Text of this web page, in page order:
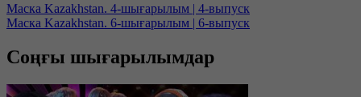
Маска Kazakhstan. 4-шығарылым | 4-выпуск
Маска Kazakhstan. 6-шығарылым | 6-выпуск
Соңғы шығарылымдар